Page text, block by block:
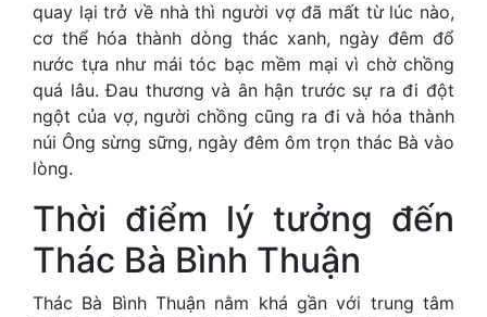
quay lại trở về nhà thì người vợ đã mất từ lúc nào,
cơ thể hóa thành dòng thác xanh, ngày đêm đổ
nước tựa như mái tóc bạc mềm mại vì chờ chồng
quá lâu. Đau thương và ân hận trước sự ra đi đột
ngột của vợ, người chồng cũng ra đi và hóa thành
núi Ông sừng sững, ngày đêm ôm trọn thác Bà vào
lòng.
Thời điểm lý tưởng đến
Thác Bà Bình Thuận
Thác Bà Bình Thuận nằm khá gần với trung tâm